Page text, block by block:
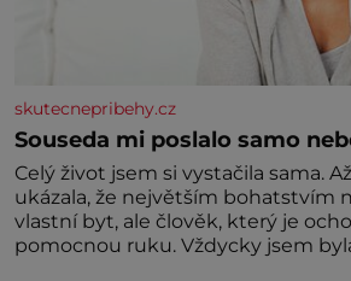
skutecnepribehy.cz
Souseda mi poslalo samo
Celý život jsem si vystačila sama.
ukázala, že největším bohatstvím
vlastní byt, ale člověk, který je
pomocnou ruku. Vždycky jsem